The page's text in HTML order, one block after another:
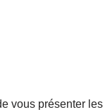
vous présenter